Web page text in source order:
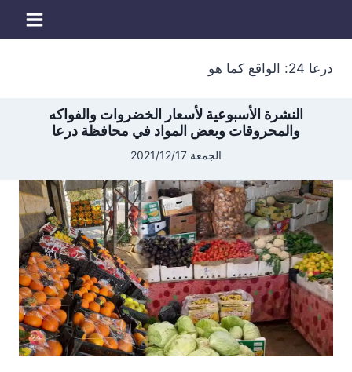
درعا 24: الواقع كما هو
النشرة الأسبوعية لأسعار الخضروات والفواكه
والمحروقات وبعض المواد في محافظة درعا
الجمعة 2021/12/17